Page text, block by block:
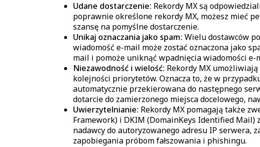
Udane dostarczenie: Rekordy MX są
poprawnie określone rekordy MX, możesz mieć
szansę na pomyślne dostarczenie.
Unikaj oznaczania jako spam: Wielu dostawców
wiadomość e-mail może zostać oznaczona jako
mail i pomoże uniknąć wpadnięcia wiadomości
Niezawodność i wielość: Rekordy MX
kolejności priorytetów. Oznacza to, że w
automatycznie przekierowana do następnego
dotarcie do zamierzonego miejsca docelowego,
Uwierzytelnianie: Rekordy MX pomagają także
Framework) i DKIM (DomainKeys Identified
nadawcy do autoryzowanego adresu IP serwera,
zapobiegania próbom fałszowania i phishingu.